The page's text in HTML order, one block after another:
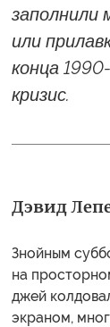
заполнили
или
конца
кризис.
Дэвид
Знойным
на
джей
экраном,